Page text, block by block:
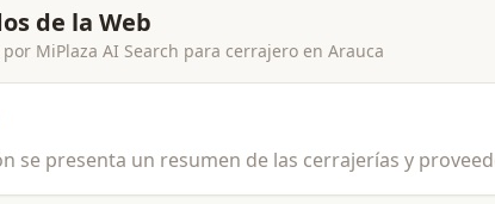
de la Web
MiPlaza AI Search para cerrajero en Arauca
se presenta un resumen de las cerrajerías y